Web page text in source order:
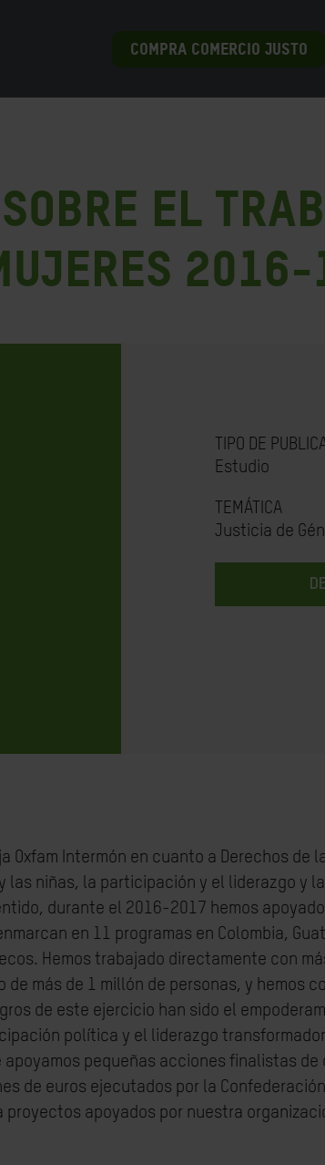
COMPRA COMERCIO JUSTO
sobre el
2016-
TIPO DE
Estudio
TEMÁTICA
Justicia de
Oxfam Intermón en cuanto a Derechos de
las niñas, la participación y el liderazgo y
durante el 2016-2017 hemos
en 11 programas en Colombia,
Hemos trabajado directamente con
más de 1 millón de personas, y hemos
de este ejercicio han sido el
política y el liderazgo
pequeñas acciones finalistas de
de euros ejecutados por la
proyectos apoyados por nuestra